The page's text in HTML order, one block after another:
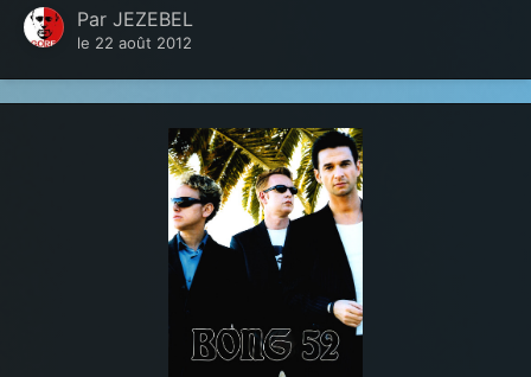
Par JEZEBEL
le 22 août 2012